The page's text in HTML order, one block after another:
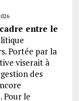
entre le
Portée par la
viserait à
des
Pour le